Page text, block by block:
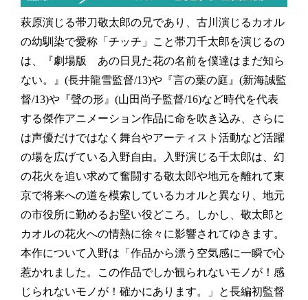
萩原演じる帯刀敬太郎の兄であり、古川演じるカオル
の幼馴染で愛称「チッチ」こと帯刀千太郎を演じるの
は、『劇場版 あの日見た花の名前を僕達はまだ知ら
ない。』(長井龍雪監督/13)や『言の葉の庭』(新海誠監
督/13)や『聲の形』(山田尚子監督/16)など時代を代表
する傑作アニメーション作品に命を吹き込み、さらに
は声優だけではなく舞台やアーティスト活動など活躍
の場を広げている 入野自由。入野演じる千太郎は、幻
の花火を追い求めて奮闘する敬太郎や地元を離れて東
京で将来への道を模索しているカオルと異なり、地元
の市役所に勤めるお堅い役どころ。しかし、敬太郎と
カオルの花火への情熱に徐々に影響されてゆきます。
本作について入野は「作品から漂う空気感に一瞬で心
惹かれました。この作品でしか観られないモノが！感
じられないモノが！確かにあります。」と長編初監督